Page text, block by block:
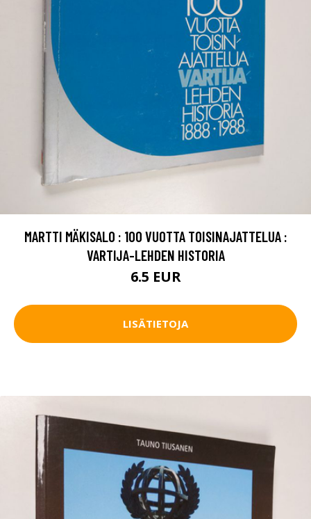
MARTTI MÄKISALO : 100 VUOTTA TOISINAJATTELUA :
VARTIJA-LEHDEN HISTORIA
6.5 EUR
LISÄTIETOJA